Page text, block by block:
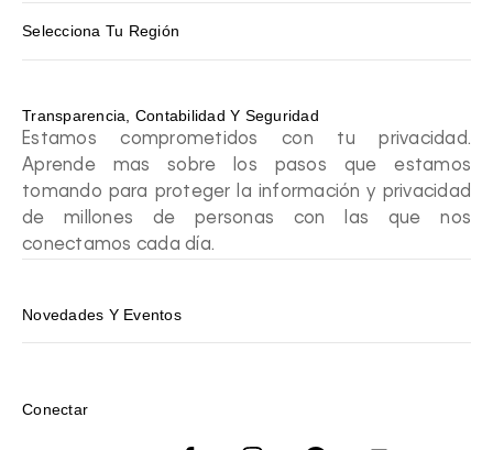
Selecciona Tu Región
Transparencia, Contabilidad Y Seguridad
Estamos comprometidos con tu privacidad.
Aprende mas sobre los pasos que estamos
tomando para proteger la información y privacidad
de millones de personas con las que nos
conectamos cada día.
Novedades Y Eventos
Conectar